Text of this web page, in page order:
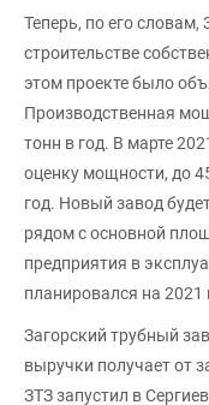
Теперь, по его
строительстве
этом проекте было
Производственная
тонн в год. В марте
оценку мощности, до
год. Новый завод
рядом с основной
предприятия в
планировался на 2021
Загорский трубный
выручки получает от
ЗТЗ запустил в